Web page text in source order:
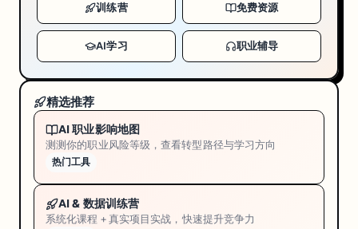
训练营 免费资源
AI学习 职业辅导
精选推荐
AI 职业影响地图
测测你的职业风险等级，查看转型路径与学习方向
热门工具
AI & 数据训练营
系统化课程 + 真实项目实战，快速提升竞争力